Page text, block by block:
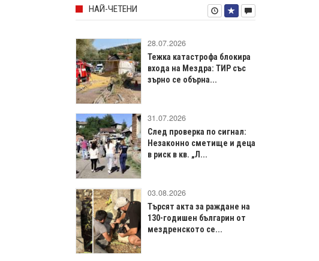
НАЙ-ЧЕТЕНИ
28.07.2026
Тежка катастрофа блокира
входа на Мездра: ТИР със
зърно се обърна...
31.07.2026
След проверка по сигнал:
Незаконно сметище и деца
в риск в кв. „Л...
03.08.2026
Търсят акта за раждане на
130-годишен българин от
мездренското се...